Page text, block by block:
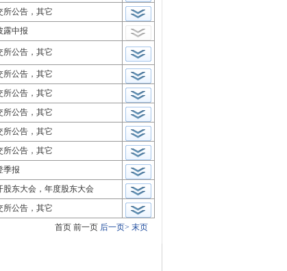
所公告，其它
露中报
所公告，其它
所公告，其它
所公告，其它
所公告，其它
所公告，其它
所公告，其它
季报
股东大会，年度股东大会
所公告，其它
首页 前一页 后一页> 末页